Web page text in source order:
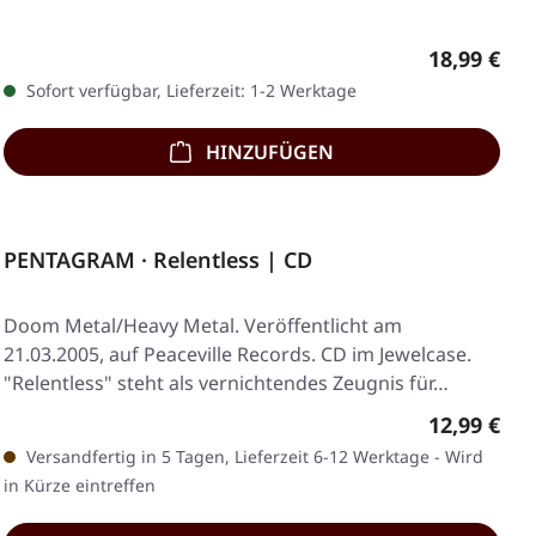
Regulärer
18,99 €
Sofort verfügbar, Lieferzeit: 1-2 Werktage
HINZUFÜGEN
PENTAGRAM · Relentless | CD
Doom Metal/Heavy Metal. Veröffentlicht am
21.03.2005, auf Peaceville Records. CD im Jewelcase.
"Relentless" steht als vernichtendes Zeugnis für…
Regulärer
12,99 €
Versandfertig in 5 Tagen, Lieferzeit 6-12 Werktage - Wird
in Kürze eintreffen